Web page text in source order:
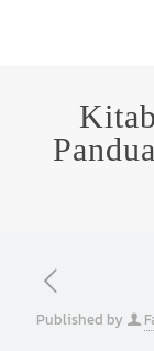
Published by